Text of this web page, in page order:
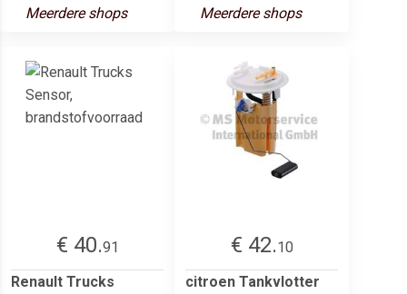
Meerdere shops Meerdere shops
€ 40.91
Renault Trucks
€ 42.10
citroen Tankvlotter